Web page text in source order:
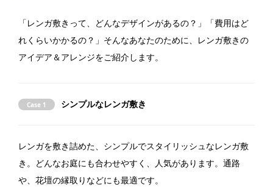
「レンガ敷きって、どんなデザインがあるの？」「費用はど
れくらいかかるの？」そんなあなたのために、レンガ敷きの
アイデア＆アレンジをご紹介します。
Case 1 シンプルなレンガ敷き
レンガを敷き詰めた、シンプルでスタイリッシュなレンガ敷
き。どんなお庭にも合わせやすく、人気があります。通路
や、花壇の縁取りなどにも最適です。